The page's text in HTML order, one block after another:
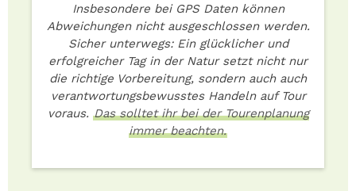
Insbesondere bei GPS Daten können
Abweichungen nicht ausgeschlossen werden.
Sicher unterwegs: Ein glücklicher und
erfolgreicher Tag in der Natur setzt nicht nur
die richtige Vorbereitung, sondern auch auch
verantwortungsbewusstes Handeln auf Tour
voraus. Das solltet ihr bei der Tourenplanung
immer beachten.